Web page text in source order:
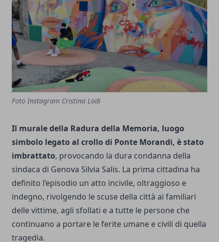
Foto Instagram Cristina Lodi
Il murale della Radura della Memoria, luogo
simbolo legato al crollo di Ponte Morandi, è stato
imbrattato, provocando la dura condanna della
sindaca di Genova Silvia Salis. La prima cittadina ha
definito l’episodio un atto incivile, oltraggioso e
indegno, rivolgendo le scuse della città ai familiari
delle vittime, agli sfollati e a tutte le persone che
continuano a portare le ferite umane e civili di quella
tragedia.